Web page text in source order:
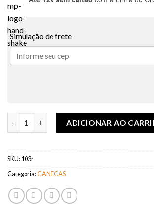
Simulação de frete
ADICIONAR AO
SKU:103r
Categoria:CANECAS